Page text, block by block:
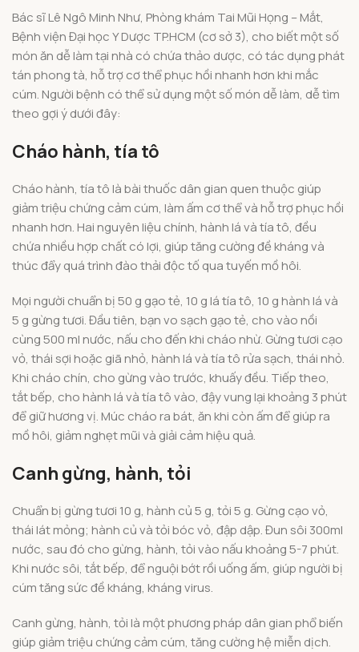
Bác sĩ Lê Ngô Minh Như, Phòng khám Tai Mũi Họng – Mắt,
Bệnh viện Đại học Y Dược TP.HCM (cơ sở 3), cho biết một số
món ăn dễ làm tại nhà có chứa thảo dược, có tác dụng phát
tán phong tà, hỗ trợ cơ thể phục hồi nhanh hơn khi mắc
cúm. Người bệnh có thể sử dụng một số món dễ làm, dễ tìm
theo gợi ý dưới đây:
Cháo hành, tía tô
Cháo hành, tía tô là bài thuốc dân gian quen thuộc giúp
giảm triệu chứng cảm cúm, làm ấm cơ thể và hỗ trợ phục hồi
nhanh hơn. Hai nguyên liệu chính, hành lá và tía tô, đều
chứa nhiều hợp chất có lợi, giúp tăng cường đề kháng và
thúc đẩy quá trình đào thải độc tố qua tuyến mồ hôi.
Mọi người chuẩn bị 50 g gạo tẻ, 10 g lá tía tô, 10 g hành lá và
5 g gừng tươi. Đầu tiên, bạn vo sạch gạo tẻ, cho vào nồi
cùng 500 ml nước, nấu cho đến khi cháo nhừ. Gừng tươi cạo
vỏ, thái sợi hoặc giã nhỏ, hành lá và tía tô rửa sạch, thái nhỏ.
Khi cháo chín, cho gừng vào trước, khuấy đều. Tiếp theo,
tắt bếp, cho hành lá và tía tô vào, đậy vung lại khoảng 3 phút
để giữ hương vị. Múc cháo ra bát, ăn khi còn ấm để giúp ra
mồ hôi, giảm nghẹt mũi và giải cảm hiệu quả.
Canh gừng, hành, tỏi
Chuẩn bị gừng tươi 10 g, hành củ 5 g, tỏi 5 g. Gừng cạo vỏ,
thái lát mỏng; hành củ và tỏi bóc vỏ, đập dập. Đun sôi 300ml
nước, sau đó cho gừng, hành, tỏi vào nấu khoảng 5-7 phút.
Khi nước sôi, tắt bếp, để nguội bớt rồi uống ấm, giúp người bị
cúm tăng sức đề kháng, kháng virus.
Canh gừng, hành, tỏi là một phương pháp dân gian phổ biến
giúp giảm triệu chứng cảm cúm, tăng cường hệ miễn dịch.